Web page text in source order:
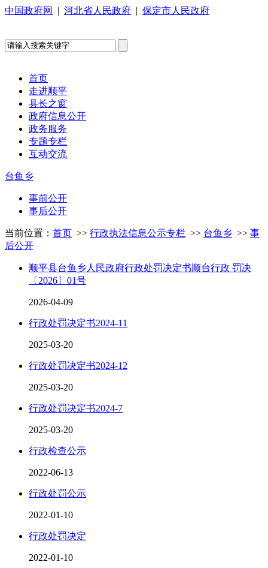
中国政府网 | 河北省人民政府 | 保定市人民政府
首页
走进顺平
县长之窗
政府信息公开
政务服务
专题专栏
互动交流
台鱼乡
事前公开
事后公开
当前位置： 首页 >> 行政执法信息公示专栏 >> 台鱼乡 >> 事
后公开
顺平县台鱼乡人民政府行政处罚决定书顺台行政 罚决
〔2026〕01号
2026-04-09
行政处罚决定书2024-11
2025-03-20
行政处罚决定书2024-12
2025-03-20
行政处罚决定书2024-7
2025-03-20
行政检查公示
2022-06-13
行政处罚公示
2022-01-10
行政处罚决定
2022-01-10